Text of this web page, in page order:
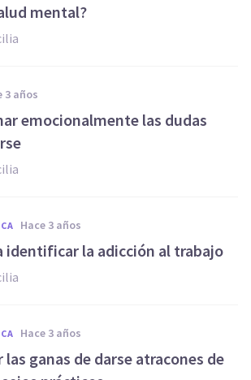
mental?
3 años
emocionalmente las dudas
hace 3 años
identificar la adicción al trabajo
hace 3 años
las ganas de darse atracones de